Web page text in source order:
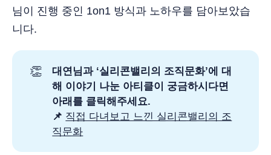
님이 진행 중인 1on1 방식과 노하우를 담아보았습
니다.
👏
대연님과 ‘실리콘밸리의 조직문화’에 대
해 이야기 나눈 아티클이 궁금하시다면
아래를 클릭해주세요.
📌 직접 다녀보고 느낀 실리콘밸리의 조
직문화